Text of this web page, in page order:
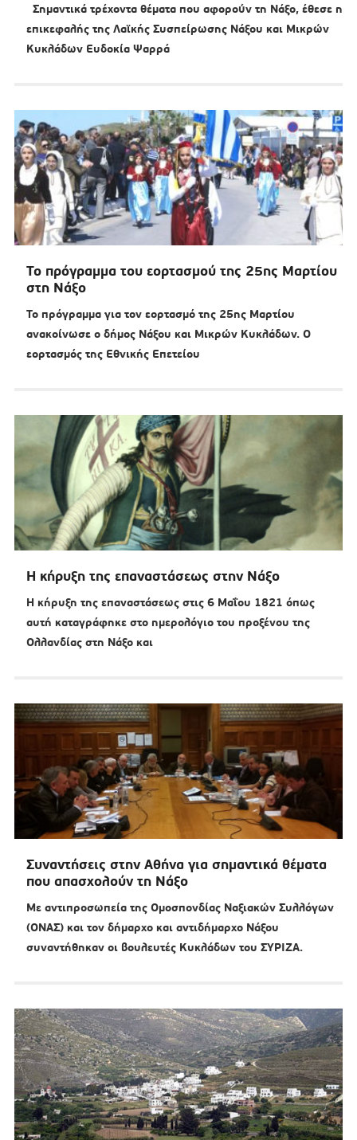
Σημαντικά τρέχοντα θέματα που αφορούν τη Νάξο, έθεσε η
επικεφαλής της Λαϊκής Συσπείρωσης Νάξου και Μικρών
Κυκλάδων Ευδοκία Ψαρρά
Το πρόγραμμα του εορτασμού της 25ης Μαρτίου
στη Νάξο
Το πρόγραμμα για τον εορτασμό της 25ης Μαρτίου
ανακοίνωσε ο δήμος Νάξου και Μικρών Κυκλάδων. Ο
εορτασμός της Εθνικής Επετείου
Η κήρυξη της επαναστάσεως στην Νάξο
Η κήρυξη της επαναστάσεως στις 6 Μαΐου 1821 όπως
αυτή καταγράφηκε στο ημερολόγιο του προξένου της
Ολλανδίας στη Νάξο και
Συναντήσεις στην Αθήνα για σημαντικά θέματα
που απασχολούν τη Νάξο
Με αντιπροσωπεία της Ομοσπονδίας Ναξιακών Συλλόγων
(ΟΝΑΣ) και τον δήμαρχο και αντιδήμαρχο Νάξου
συναντήθηκαν οι βουλευτές Κυκλάδων του ΣΥΡΙΖΑ.